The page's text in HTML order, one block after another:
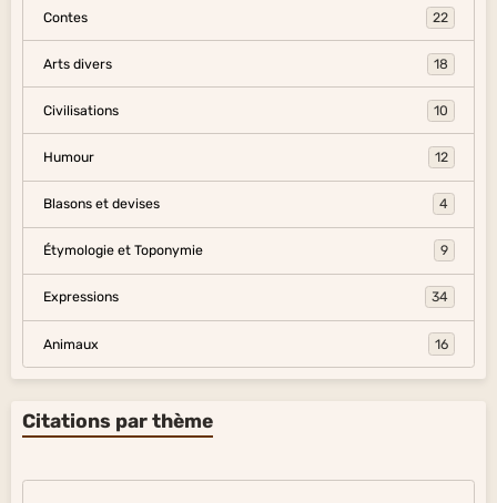
Contes 22
Arts divers 18
Civilisations 10
Humour 12
Blasons et devises 4
Étymologie et Toponymie 9
Expressions 34
Animaux 16
Citations par thème